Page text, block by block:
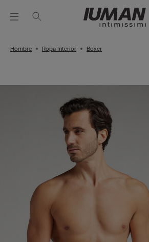
Hombre Ropa Interior Bóxer